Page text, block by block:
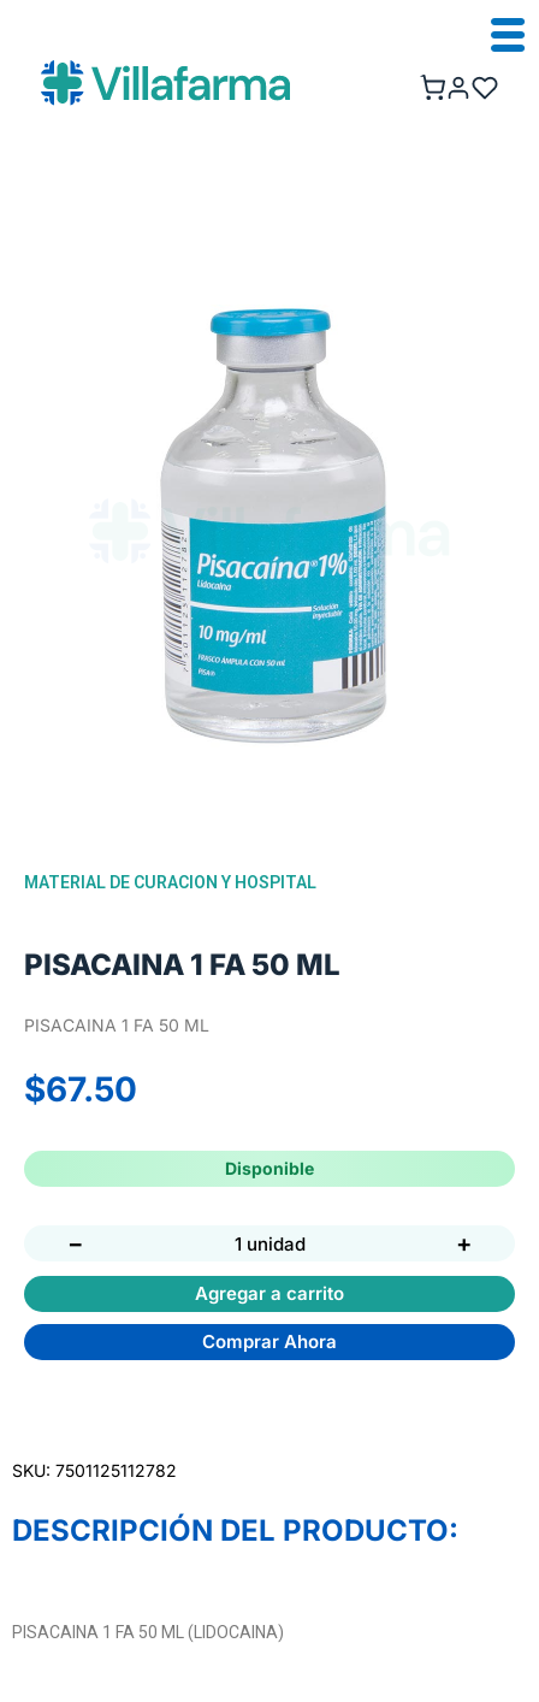
MATERIAL DE CURACION Y HOSPITAL
PISACAINA 1 FA 50 ML
PISACAINA 1 FA 50 ML
$67.50
Disponible
− 1 unidad +
Agregar a carrito
Comprar Ahora
SKU: 7501125112782
DESCRIPCIÓN DEL PRODUCTO:
PISACAINA 1 FA 50 ML (LIDOCAINA)